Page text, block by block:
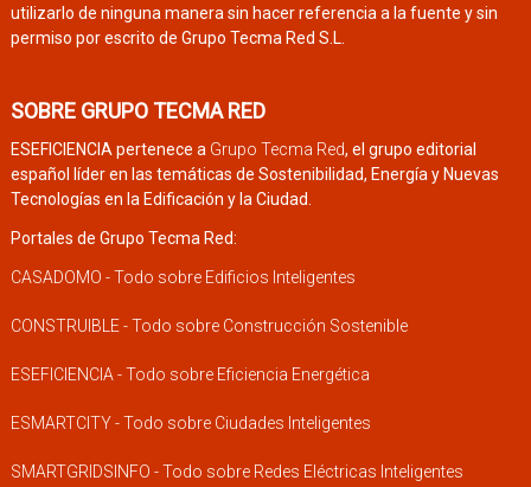
utilizarlo de ninguna manera sin hacer referencia a la fuente y sin
permiso por escrito de Grupo Tecma Red S.L.
SOBRE GRUPO TECMA RED
ESEFICIENCIA pertenece a Grupo Tecma Red, el grupo editorial
español líder en las temáticas de Sostenibilidad, Energía y Nuevas
Tecnologías en la Edificación y la Ciudad.
Portales de Grupo Tecma Red:
CASADOMO - Todo sobre Edificios Inteligentes
CONSTRUIBLE - Todo sobre Construcción Sostenible
ESEFICIENCIA - Todo sobre Eficiencia Energética
ESMARTCITY - Todo sobre Ciudades Inteligentes
SMARTGRIDSINFO - Todo sobre Redes Eléctricas Inteligentes